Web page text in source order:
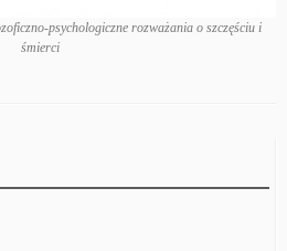
psychologiczne rozważania o szczęściu i
śmierci